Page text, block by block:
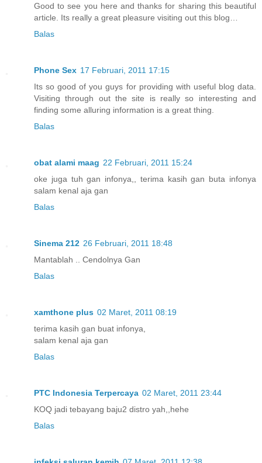
Good to see you here and thanks for sharing this beautiful
article. Its really a great pleasure visiting out this blog…
Balas
Phone Sex 17 Februari, 2011 17:15
Its so good of you guys for providing with useful blog data.
Visiting through out the site is really so interesting and
finding some alluring information is a great thing.
Balas
obat alami maag 22 Februari, 2011 15:24
oke juga tuh gan infonya,, terima kasih gan buta infonya
salam kenal aja gan
Balas
Sinema 212 26 Februari, 2011 18:48
Mantablah .. Cendolnya Gan
Balas
xamthone plus 02 Maret, 2011 08:19
terima kasih gan buat infonya,
salam kenal aja gan
Balas
PTC Indonesia Terpercaya 02 Maret, 2011 23:44
KOQ jadi tebayang baju2 distro yah,,hehe
Balas